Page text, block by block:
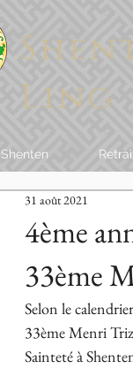
Ling
Shenten
4ème
33ème
31 août 2021
Selon le
33ème Menri
Sainteté à